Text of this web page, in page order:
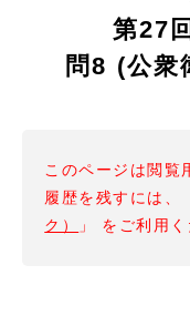
第27
問8 (公衆
このページは閲覧
履歴を残すには、
ク）
」 をご利用く